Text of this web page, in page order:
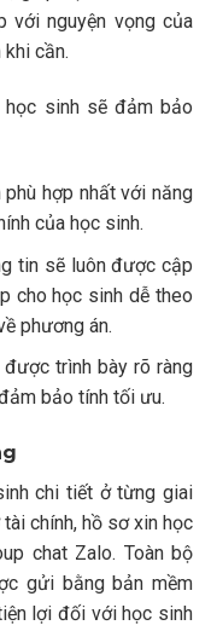
với nguyện vọng của
cần.
sinh sẽ đảm bảo
hợp nhất với năng
của học sinh.
tin sẽ luôn được cập
cho học sinh dễ theo
phương án.
trình bày rõ ràng
bảo tính tối ưu.
chi tiết ở từng giai
chính, hồ sơ xin học
chat Zalo. Toàn bộ
gửi bằng bản mềm
lợi đối với học sinh